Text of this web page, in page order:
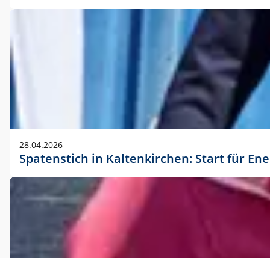
28.04.2026
Spatenstich in Kaltenkirchen: Start für